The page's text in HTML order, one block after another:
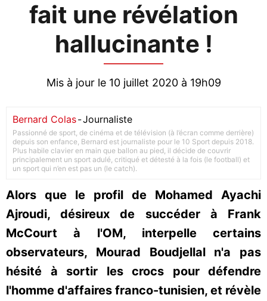
fait une révélation
hallucinante !
Mis à jour le 10 juillet 2020 à 19h09
Bernard Colas-Journaliste
Passionné de sport, de cinéma et de télévision (à l’écran comme derrière)
depuis son enfance, Bernard est journaliste pour le 10 Sport depuis 2018.
Plus habile clavier en main que ballon au pied, il décide de couvrir
principalement un sport adulé, critiqué et détesté à la fois (le football) et
un sport qui n’en est pas un (le catch).
Alors que le profil de Mohamed Ayachi
Ajroudi, désireux de succéder à Frank
McCourt à l'OM, interpelle certains
observateurs, Mourad Boudjellal n'a pas
hésité à sortir les crocs pour défendre
l'homme d'affaires franco-tunisien, et révèle